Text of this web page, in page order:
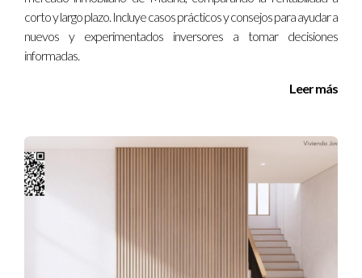
Consultar con unasesor inmobiliarioespecializado
en Madrid.
Usar portales oficiales para informarse sobre
LLamarme a mi y yo te ayudo en todo el tramite
corto y largo plazo. Incluye casos prácticos y consejos para ayudar a
nuevos y experimentados inversores a tomar decisiones
informadas.
Leer más